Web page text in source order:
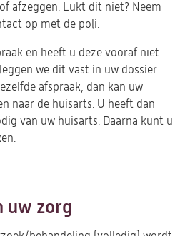
afzeggen. Lukt dit niet? Neem
op met de poli.
en heeft u deze vooraf niet
we dit vast in uw dossier.
afspraak, dan kan uw
naar de huisarts. U heeft dan
van uw huisarts. Daarna kunt u
uw zorg